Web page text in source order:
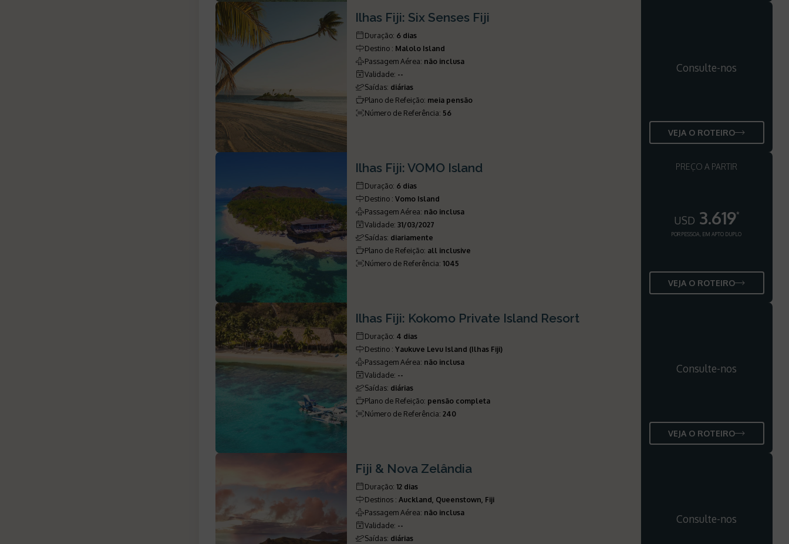
Ilhas Fiji: Six Senses Fiji
Duração: 6 dias
Destino : Malolo Island
Passagem Aérea: não inclusa
Validade: --
Saídas: diárias
Plano de Refeição: meia pensão
Número de Referência: 56
Consulte-nos
VEJA O ROTEIRO
Ilhas Fiji: VOMO Island
Duração: 6 dias
Destino : Vomo Island
Passagem Aérea: não inclusa
Validade:31/03/2027
Saídas: diariamente
Plano de Refeição: all inclusive
Número de Referência:1045
PREÇO A PARTIR
USD 3.619*
POR PESSOA, EM APTO DUPLO
VEJA O ROTEIRO
Ilhas Fiji: Kokomo Private Island Resort
Duração: 4 dias
Destino : Yaukuve Levu Island (Ilhas Fiji)
Passagem Aérea: não inclusa
Validade: --
Saídas: diárias
Plano de Refeição: pensão completa
Número de Referência:240
Consulte-nos
VEJA O ROTEIRO
Fiji & Nova Zelândia
Duração:12 dias
Destinos : Auckland, Queenstown, Fiji
Passagem Aérea: não inclusa
Validade: --
Saídas: diárias
Consulte-nos